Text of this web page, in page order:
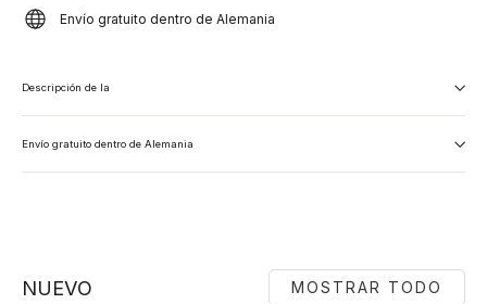
Envío gratuito dentro de Alemania
Descripción de la
Envío gratuito dentro de Alemania
NUEVO MOSTRAR TODO